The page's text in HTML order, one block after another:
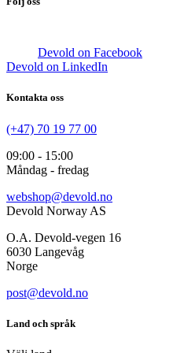
Devold on Facebook
Devold on LinkedIn
Kontakta oss
(+47) 70 19 77 00
09:00 - 15:00
Måndag - fredag
webshop@devold.no
Devold Norway AS
O.A. Devold-vegen 16
6030 Langevåg
Norge
post@devold.no
Land och språk